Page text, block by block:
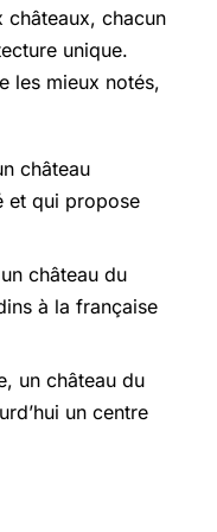
châteaux, chacun
unique.
les mieux notés,
château
et qui propose
château du
à la française
un château du
un centre